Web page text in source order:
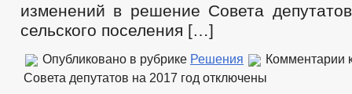
МУНИЦИПАЛЬНЫЕ УСЛУГИ
ЕДИНЫЙ ПОРТАЛ ГОСУДАРСТВЕННЫХ И
ПРИЁМ ГРАЖДАН
ОБЗОРЫ ОБРАЩЕНИЙ ГРАЖДАН
ФОРМА
РЕГЛАМЕНТ РАССМОТРЕНИЯ ОБРАЩЕНИЙ
изменений в решение Совета
сельского поселения […]
Опубликовано в рубрике Решения Комментарии
Совета депутатов на 2017 год отключены